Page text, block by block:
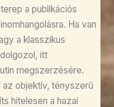
a publikációs
Ha van
a klasszikus
itt
megszerzésére.
az objektív, tényszerű
hitelesen a hazai